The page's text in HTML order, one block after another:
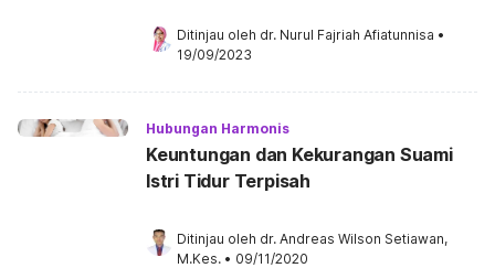
Ditinjau oleh dr. Nurul Fajriah Afiatunnisa •
19/09/2023
Hubungan Harmonis
Keuntungan dan Kekurangan Suami
Istri Tidur Terpisah
Ditinjau oleh dr. Andreas Wilson Setiawan,
M.Kes. • 09/11/2020